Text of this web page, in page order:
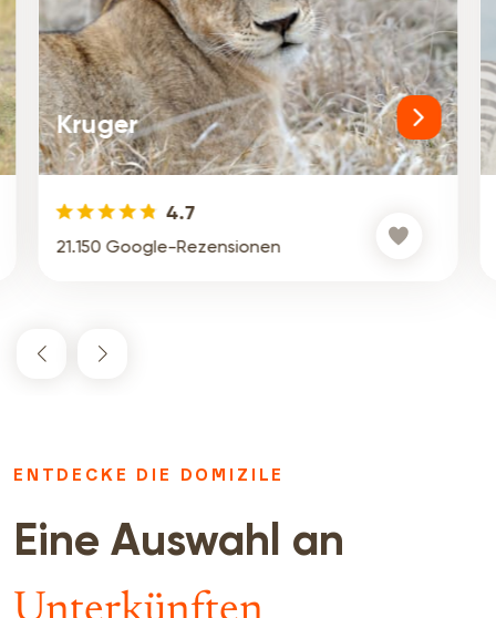
Kruger
4.7
21.150 Google-Rezensionen
ENTDECKE DIE DOMIZILE
Eine Auswahl an